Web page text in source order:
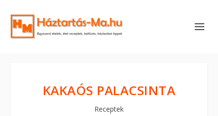
KAKAÓS PALACSINTA
Receptek